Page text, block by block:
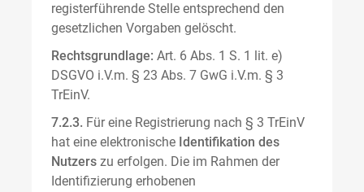
registerführende Stelle entsprechend den
gesetzlichen Vorgaben gelöscht.
Rechtsgrundlage: Art. 6 Abs. 1 S. 1 lit. e)
DSGVO i.V.m. § 23 Abs. 7 GwG i.V.m. § 3
TrEinV.
7.2.3. Für eine Registrierung nach § 3 TrEinV
hat eine elektronische Identifikation des
Nutzers zu erfolgen. Die im Rahmen der
Identifizierung erhobenen